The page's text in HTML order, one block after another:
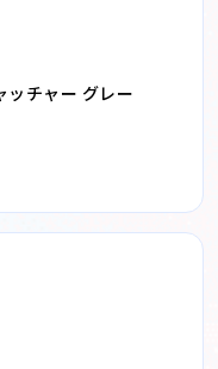
ッチャー グレー